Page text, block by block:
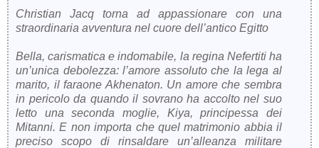
Christian Jacq torna ad appassionare con una
straordinaria avventura nel cuore dell’antico Egitto
Bella, carismatica e indomabile, la regina Nefertiti ha
un’unica debolezza: l’amore assoluto che la lega al
marito, il faraone Akhenaton. Un amore che sembra
in pericolo da quando il sovrano ha accolto nel suo
letto una seconda moglie, Kiya, principessa dei
Mitanni. E non importa che quel matrimonio abbia il
preciso scopo di rinsaldare un’alleanza militare